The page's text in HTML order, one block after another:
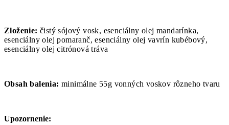
Zloženie: čistý sójový vosk, esenciálny olej mandarínka,
esenciálny olej pomaranč, esenciálny olej vavrín kubébový,
esenciálny olej citrónová tráva
Obsah balenia: minimálne 55g vonných voskov rôzneho tvaru
Upozornenie: